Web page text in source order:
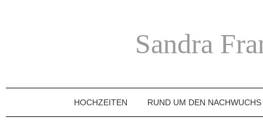
Sandra
HOCHZEITEN RUND UM DEN NACHWUCHS